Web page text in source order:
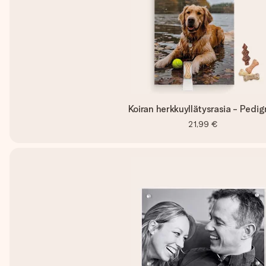
Koiran herkkuyllätysrasia -
21,99 €